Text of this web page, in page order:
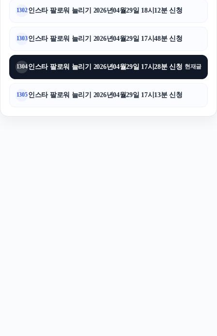
1302인스타 팔로워 늘리기 2026년04월29일 18시12분 신청
1303인스타 팔로워 늘리기 2026년04월29일 17시48분 신청
1304인스타 팔로워 늘리기 2026년04월29일 17시28분 신청 현재글
1305인스타 팔로워 늘리기 2026년04월29일 17시13분 신청